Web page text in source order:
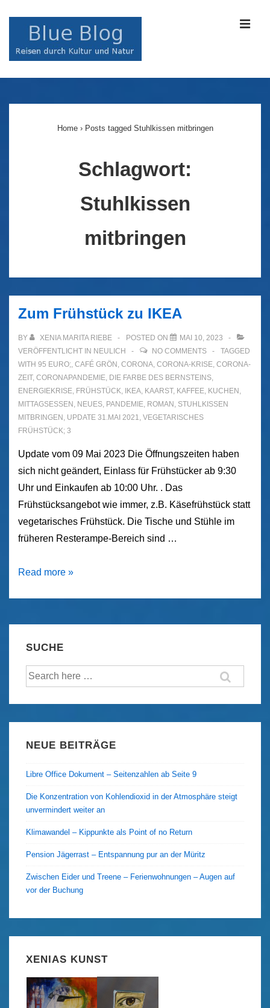
Navigation
Home › Posts tagged Stuhlkissen mitbringen
Schlagwort:
Stuhlkissen
mitbringen
Zum Frühstück zu IKEA
BY XENIA MARITA RIEBE POSTED ON
MAI 10, 2023
VERÖFFENTLICHT IN NEULICH NO COMMENTS
TAGGED
WITH 95 EURO;, CAFÉ GRÖN , CORONA, CORONA-KRISE, CORONA-
ZEIT, CORONAPANDEMIE, DIE FARBE DES BERNSTEINS,
ENERGIEKRISE, FRÜHSTÜCK, IKEA, KAARST, KAFFEE, KUCHEN ,
MITTAGSESSEN , NEUES, PANDEMIE, ROMAN , STUHLKISSEN
MITBRINGEN , UPDATE 31.MAI 2021, VEGETARISCHES
FRÜHSTÜCK; 3
Update vom 09 Mai 2023 Die Öffnungszeiten haben
sich nicht geändert, Einlass für Frühstücker ab 9:30
Uhr und Einkaufen ab 10:00 Uhr. . Das
Frühstücksangebot wie immer, z.B. Käsefrühstück statt
vegetarisches Frühstück. Die Tische und Stühle im
früheren Resterampe-Bereich sind …
Zum
IKEA
Read more »
SUCHE
Suche
NEUE BEITRÄGE
Libre Office Dokument – Seitenzahlen ab Seite 9
Die Konzentration von Kohlendioxid in der Atmosphäre steigt
unvermindert weiter an
Klimawandel – Kippunkte als Point of no Return
Pension Jägerrast – Entspannung pur an der Müritz
Zwischen Eider und Treene – Ferienwohnungen – Augen auf
vor der Buchung
XENIAS KUNST